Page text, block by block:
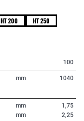
HT 200
HT 250
100
mm 1040
mm
mm
1,75
2,25